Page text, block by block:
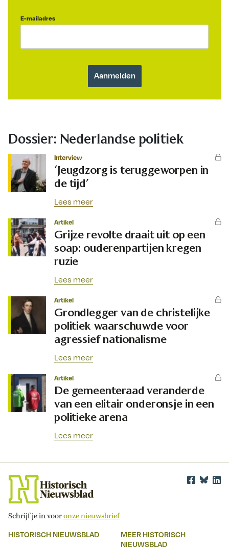
E-mailadres
Dossier: Nederlandse politiek
Interview
‘Jeugdzorg is teruggeworpen in
de tijd’
Lees meer
Artikel
Grijze revolte draait uit op een
soap: ouderenpartijen kregen
ruzie
Lees meer
Artikel
Grondlegger van de christelijke
politiek waarschuwde voor
agressief nationalisme
Lees meer
Artikel
De gemeenteraad veranderde
van een elitair onderonsje in een
politieke arena
Lees meer
Schrijf je in vooronze nieuwsbrief
HISTORISCH NIEUWSBLAD
MEER HISTORISCH
NIEUWSBLAD